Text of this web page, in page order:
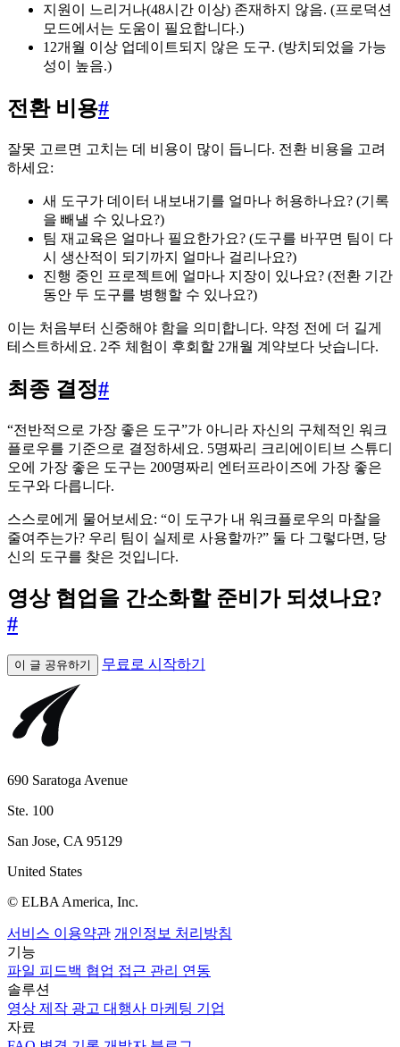
지원이 느리거나(48시간 이상) 존재하지 않음. (프로덕션
모드에서는 도움이 필요합니다.)
12개월 이상 업데이트되지 않은 도구. (방치되었을 가능
성이 높음.)
전환 비용#
잘못 고르면 고치는 데 비용이 많이 듭니다. 전환 비용을 고려
하세요:
새 도구가 데이터 내보내기를 얼마나 허용하나요? (기록
을 빼낼 수 있나요?)
팀 재교육은 얼마나 필요한가요? (도구를 바꾸면 팀이 다
시 생산적이 되기까지 얼마나 걸리나요?)
진행 중인 프로젝트에 얼마나 지장이 있나요? (전환 기간
동안 두 도구를 병행할 수 있나요?)
이는 처음부터 신중해야 함을 의미합니다. 약정 전에 더 길게
테스트하세요. 2주 체험이 후회할 2개월 계약보다 낫습니다.
최종 결정#
“전반적으로 가장 좋은 도구”가 아니라 자신의 구체적인 워크
플로우를 기준으로 결정하세요. 5명짜리 크리에이티브 스튜디
오에 가장 좋은 도구는 200명짜리 엔터프라이즈에 가장 좋은
도구와 다릅니다.
스스로에게 물어보세요: “이 도구가 내 워크플로우의 마찰을
줄여주는가? 우리 팀이 실제로 사용할까?” 둘 다 그렇다면, 당
신의 도구를 찾은 것입니다.
영상 협업을 간소화할 준비가 되셨나요?
#
이 글 공유하기 무료로 시작하기
690 Saratoga Avenue
Ste. 100
San Jose, CA 95129
United States
© ELBA America, Inc.
서비스 이용약관 개인정보 처리방침
기능
파일 피드백 협업 접근 관리 연동
솔루션
영상 제작 광고 대행사 마케팅 기업
자료